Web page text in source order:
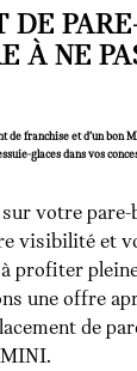
DE
À NE
de franchise et d’un bon
glaces dans vos
votre
visibilité et
profiter
une offre
de
MINI.